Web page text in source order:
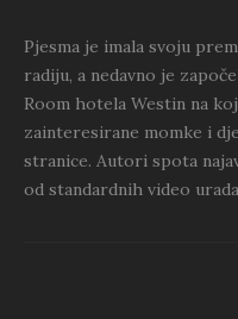
Pjesma je imala svoju
radiju, a nedavno je
Room hotela Westin na
zainteresirane momke i
stranice. Autori spota
od standardnih video